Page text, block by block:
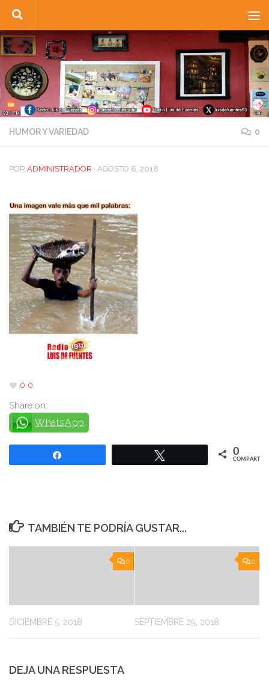
Saltar al contenido
HUMOR Y VARIEDAD 0
POR ADMINISTRADOR · AGOSTO 8, 2018
0 0
Share on:
WhatsApp
0
COMPARTIR
TAMBIÉN TE PODRÍA GUSTAR...
0
DICIEMBRE 5, 2018
0
SEPTIEMBRE 29, 2018
DEJA UNA RESPUESTA